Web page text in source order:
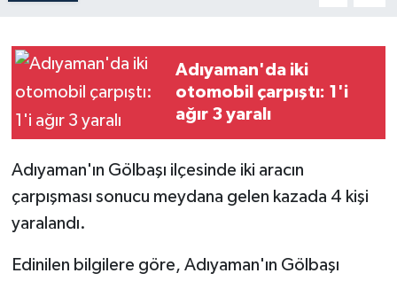
Adıyaman'da iki
otomobil çarpıştı: 1'i
ağır 3 yaralı
Adıyaman'ın Gölbaşı ilçesinde iki aracın
çarpışması sonucu meydana gelen kazada 4 kişi
yaralandı.
Edinilen bilgilere göre, Adıyaman'ın Gölbaşı